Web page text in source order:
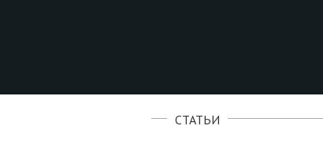
СТАТЬИ